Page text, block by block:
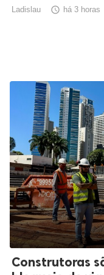
Ladislau  há 3 horas
Construtoras